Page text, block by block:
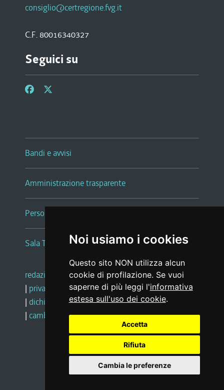
Noi usiamo i cookies
Questo sito NON utilizza alcun
cookie di profilazione. Se vuoi
saperne di più leggi l'informativa
estesa sull'uso dei cookie.
Accetta
Rifiuta
Cambia le preferenze
consiglio@certregione.fvg.it
C.F. 80016340327
Seguici su
Bandi e avvisi
Amministrazione trasparente
Persone e Uffici
Sala Tiziano Tessitori
redazione web |note legali |glossario
| privacy
social media policy
| dichiarazione di accessibilità |feedback
| cambio preferenze cookie
Realizzato da